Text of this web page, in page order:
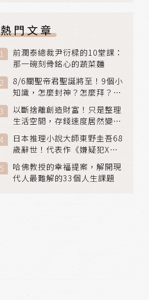
熱門文章
前潤泰總裁尹衍樑的10堂課：
那一碗刻骨銘心的蔬菜麵
8/6關聖帝君聖誕將至！9個小
知識，怎麼封神？怎麼拜？該
拜哪個關帝？
以斷捨離創造財富！只是整理
生活空間，存錢速度居然變快
日本推理小說大師東野圭吾68
歲辭世！代表作《嫌疑犯X的
獻身》《解憂雜貨店》獲獎無
數
哈佛教授的幸福提案，解開現
代人最難解的33個人生課題